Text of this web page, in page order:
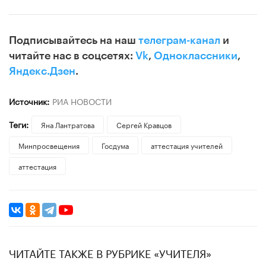
Подписывайтесь на наш телеграм-канал и
читайте нас в соцсетях: Vk, Одноклассники,
Яндекс.Дзен.
Источник: РИА НОВОСТИ
Теги:
Яна Лантратова
Сергей Кравцов
Минпросвещения
Госдума
аттестация учителей
аттестация
ЧИТАЙТЕ ТАКЖЕ В РУБРИКЕ «УЧИТЕЛЯ»